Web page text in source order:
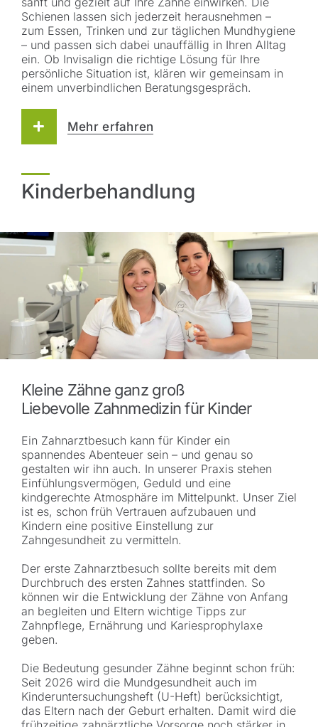
Schienen lassen sich jederzeit herausnehmen –
zum Essen, Trinken und zur täglichen Mundhygiene
– und passen sich dabei unauffällig in Ihren Alltag
ein. Ob Invisalign die richtige Lösung für Ihre
persönliche Situation ist, klären wir gemeinsam in
einem unverbindlichen Beratungsgespräch.
Mehr erfahren
Kinderbehandlung
Kleine Zähne ganz groß
Liebevolle Zahnmedizin für Kinder
Ein Zahnarztbesuch kann für Kinder ein
spannendes Abenteuer sein – und genau so
gestalten wir ihn auch. In unserer Praxis stehen
Einfühlungsvermögen, Geduld und eine
kindgerechte Atmosphäre im Mittelpunkt. Unser Ziel
ist es, schon früh Vertrauen aufzubauen und
Kindern eine positive Einstellung zur
Zahngesundheit zu vermitteln.
Der erste Zahnarztbesuch sollte bereits mit dem
Durchbruch des ersten Zahnes stattfinden. So
können wir die Entwicklung der Zähne von Anfang
an begleiten und Eltern wichtige Tipps zur
Zahnpflege, Ernährung und Kariesprophylaxe
geben.
Die Bedeutung gesunder Zähne beginnt schon früh:
Seit 2026 wird die Mundgesundheit auch im
Kinderuntersuchungsheft (U-Heft) berücksichtigt,
das Eltern nach der Geburt erhalten. Damit wird die